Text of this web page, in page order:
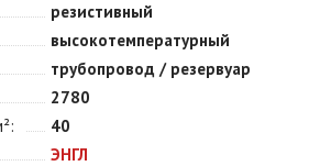
резистивный
высокотемпературный
трубопровод / резервуар
2780
40
ЭНГЛ